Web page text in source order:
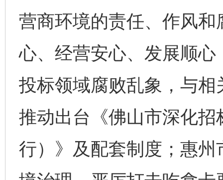
营商环境的责任、作风
心、经营安心、发展顺
投标领域腐败乱象，与
推动出台《佛山市深化
行）》及配套制度；惠